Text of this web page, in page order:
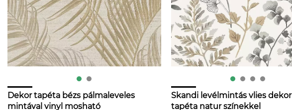
Dekor tapéta bézs pálmaleveles
mintával vinyl mosható
Skandi levélmintás vlies dekor
tapéta natur színekkel